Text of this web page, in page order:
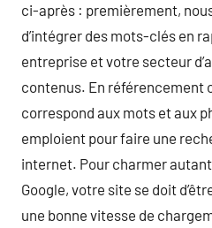
ci-après : premièrement,
d’intégrer des mots-clés en
entreprise et votre secteur
contenus. En référencement
correspond aux mots et aux
emploient pour faire une
internet. Pour charmer
Google, votre site se doit
une bonne vitesse de